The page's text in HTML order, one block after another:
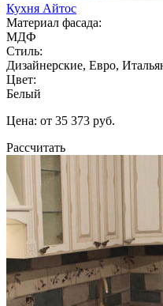
Кухня Айтос
Материал фасада:
МДФ
Стиль:
Дизайнерские, Евро,
Цвет:
Белый
Цена: от 35 373 руб.
Рассчитать